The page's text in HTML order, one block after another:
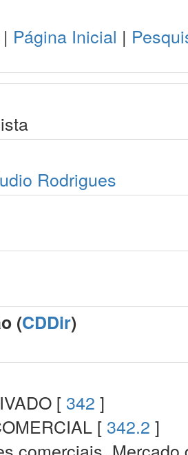
| Página Inicial |
Rodrigues
(CDDir)
[ 342 ]
[ 342.2 ]